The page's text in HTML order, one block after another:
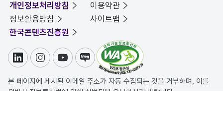
개인정보처리방침
이용약관
정보활용방침
사이트맵
한국콘텐츠진흥원
링크드인인스타그램
유튜브블로그
본 페이지에 게시된 이메일 주소가 자동 수집되는 것을 거부하며, 이를
위반시 정보통신법에 의해 처벌됨을 유념하시기 바랍니다.